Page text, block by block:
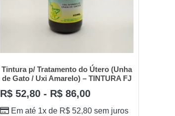
Tintura p/ Tratamento do Útero (Unha
de Gato / Uxi Amarelo) – TINTURA FJ
R$ 52,80 - R$ 86,00
Em até 1x de R$ 52,80 sem juros